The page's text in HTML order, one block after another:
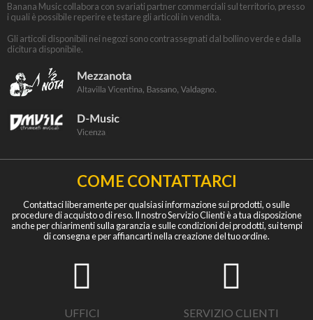
Banana Music collabora con svariati partner commerciali sul territorio, presso
i quali è possibile reperire e testare gli articoli in vendita.
Gli articoli disponibili nei negozi sono contrassegnati dal bollino verde e dalla
dicitura disponibile.
COME CONTATTARCI
Contattaci liberamente per qualsiasi informazione sui prodotti, o sulle
procedure di acquisto o di reso. Il nostro Servizio Clienti è a tua disposizione
anche per chiarimenti sulla garanzia e sulle condizioni dei prodotti, sui tempi
di consegna e per affiancarti nella creazione del tuo ordine.
UFFICI
SERVIZIO CLIENTI